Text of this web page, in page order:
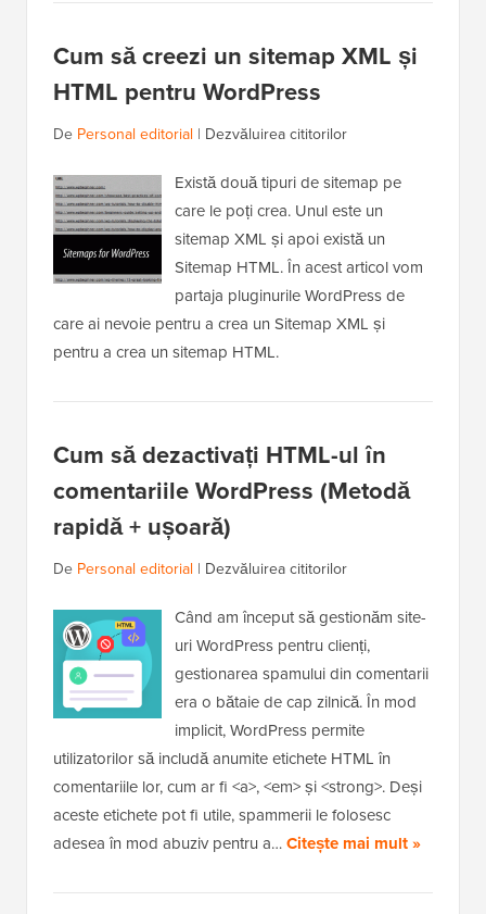
Cum să creezi un sitemap XML și
HTML pentru WordPress
De Personal editorial | Dezvăluirea cititorilor
Există două tipuri de sitemap pe
care le poți crea. Unul este un
sitemap XML și apoi există un
Sitemap HTML. În acest articol vom
partaja pluginurile WordPress de
care ai nevoie pentru a crea un Sitemap XML și
pentru a crea un sitemap HTML.
Cum să dezactivați HTML-ul în
comentariile WordPress (Metodă
rapidă + ușoară)
De Personal editorial | Dezvăluirea cititorilor
Când am început să gestionăm site-
uri WordPress pentru clienți,
gestionarea spamului din comentarii
era o bătaie de cap zilnică. În mod
implicit, WordPress permite
utilizatorilor să includă anumite etichete HTML în
comentariile lor, cum ar fi <a>, <em> și <strong>. Deși
aceste etichete pot fi utile, spammerii le folosesc
adesea în mod abuziv pentru a…Citește mai mult »